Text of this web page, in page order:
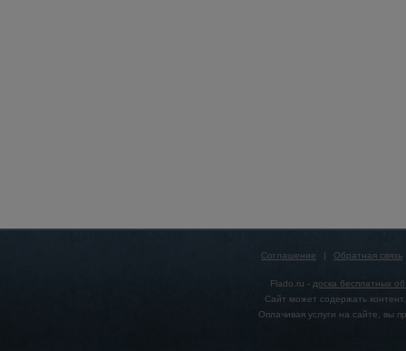
Соглашение | Обратная связь
Flado.ru - доска бесплатных
Сайт может содержать
Оплачивая услуги на сайте, вы